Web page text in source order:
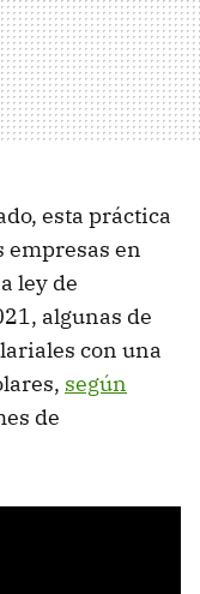
esta práctica
empresas en
ley de
algunas de
con una
según
de